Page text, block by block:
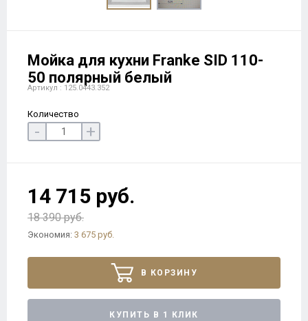
Мойка для кухни Franke SID 110-
50 полярный белый
Артикул : 125.0443.352
Количество
- +
14 715 руб.
18 390 руб.
Экономия: 3 675 руб.
В КОРЗИНУ
КУПИТЬ В 1 КЛИК